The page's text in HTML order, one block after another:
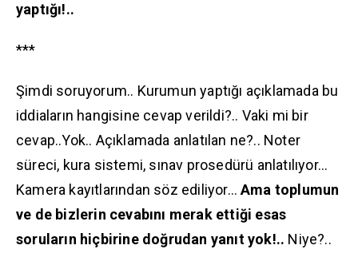
yaptığı!..
***
Şimdi soruyorum.. Kurumun yaptığı açıklamada bu
iddiaların hangisine cevap verildi?.. Vaki mi bir
cevap..Yok.. Açıklamada anlatılan ne?.. Noter
süreci, kura sistemi, sınav prosedürü anlatılıyor…
Kamera kayıtlarından söz ediliyor…Ama toplumun
ve de bizlerin cevabını merak ettiği esas
soruların hiçbirine doğrudan yanıt yok!.. Niye?..